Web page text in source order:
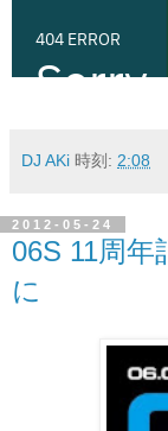
DJ AKi 時刻: 2:08
2012-05-24
06S 11周
に